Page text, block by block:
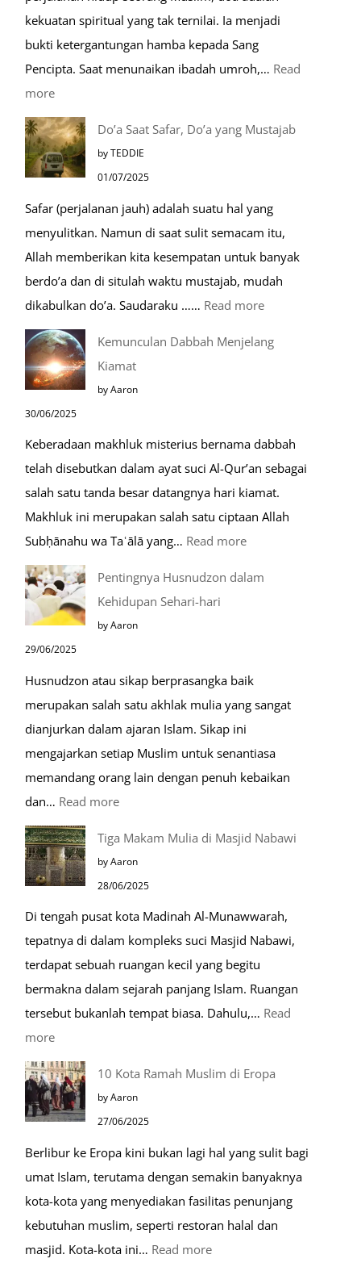
Dengan
Kereta
Cepat
kekuatan spiritual yang tak ternilai. Ia menjadi
bukti ketergantungan hamba kepada Sang
Pencipta. Saat menunaikan ibadah umroh,… Read
more:
Tempat-
Tempat
Mustajab
Berdoa
Saat
Umroh
Do’a Saat Safar, Do’a yang Mustajab
by TEDDIE
01/07/2025
Safar (perjalanan jauh) adalah suatu hal yang
menyulitkan. Namun di saat sulit semacam itu,
Allah memberikan kita kesempatan untuk banyak
berdo’a dan di situlah waktu mustajab, mudah
dikabulkan do’a. Saudaraku …… Read more:
Saat
Mustajab
Kemunculan Dabbah Menjelang
Kiamat
by Aaron
30/06/2025
Keberadaan makhluk misterius bernama dabbah
telah disebutkan dalam ayat suci Al-Qur’an sebagai
salah satu tanda besar datangnya hari kiamat.
Makhluk ini merupakan salah satu ciptaan Allah
Subḥānahu wa Taʿālā yang… Read more:
Pentingnya Husnudzon dalam
Kehidupan Sehari-hari
by Aaron
29/06/2025
Husnudzon atau sikap berprasangka baik
merupakan salah satu akhlak mulia yang sangat
dianjurkan dalam ajaran Islam. Sikap ini
mengajarkan setiap Muslim untuk senantiasa
memandang orang lain dengan penuh kebaikan
dan… Read more:
Sehari-
hari
Tiga Makam Mulia di Masjid Nabawi
by Aaron
28/06/2025
Di tengah pusat kota Madinah Al-Munawwarah,
tepatnya di dalam kompleks suci Masjid Nabawi,
terdapat sebuah ruangan kecil yang begitu
bermakna dalam sejarah panjang Islam. Ruangan
tersebut bukanlah tempat biasa. Dahulu,… Read
more:
Tiga
Makam
Mulia
Masjid
Nabawi
10 Kota Ramah Muslim di Eropa
by Aaron
27/06/2025
Berlibur ke Eropa kini bukan lagi hal yang sulit bagi
umat Islam, terutama dengan semakin banyaknya
kota-kota yang menyediakan fasilitas penunjang
kebutuhan muslim, seperti restoran halal dan
masjid. Kota-kota ini… Read more: